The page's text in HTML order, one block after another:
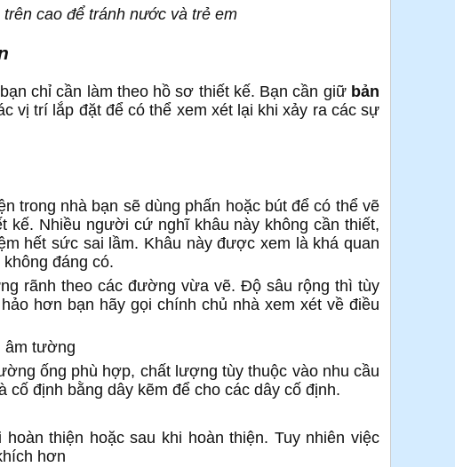
cao để tránh nước và trẻ em
chỉ cần làm theo hồ sơ thiết kế. Bạn cần giữ bản
vị trí lắp đặt để có thể xem xét lại khi xảy ra các sự
trong nhà bạn sẽ dùng phấn hoặc bút để có thể vẽ
kế. Nhiều người cứ nghĩ khâu này không cần thiết,
hết sức sai lầm. Khâu này được xem là khá quan
đáng có.
rãnh theo các đường vừa vẽ. Độ sâu rộng thì tùy
hơn bạn hãy gọi chính chủ nhà xem xét về điều
âm tường
ống phù hợp, chất lượng tùy thuộc vào nhu cầu
định bằng dây kẽm để cho các dây cố định.
thiện hoặc sau khi hoàn thiện. Tuy nhiên việc
hơn